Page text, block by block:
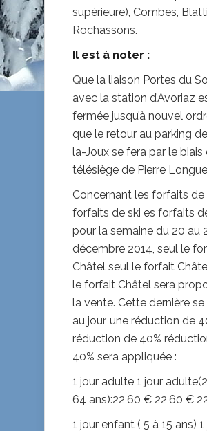
supérieure), Combes,
Rochassons.
Il est à noter :
Que la liaison Portes du
avec la station d’Avoriaz
fermée jusqu’à nouvel
que le retour au parking
la-Joux se fera par le biais
télésiège de Pierre
Concernant les forfaits de
forfaits de ski es forfaits
pour la semaine du 20 au
décembre 2014, seul le
Châtel seul le forfait
le forfait Châtel sera
la vente. Cette dernière se
au jour, une réduction de
réduction de 40%
40% sera appliquée :
1 jour adulte 1 jour
64 ans):22,60 € 22,60 €
1 jour enfant ( 5 à 15 ans)